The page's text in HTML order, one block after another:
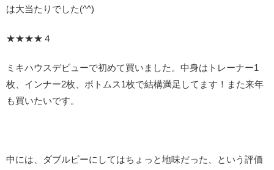
は大当たりでした(^^)
★★★★４
ミキハウスデビューで初めて買いました。中身はトレーナー1
枚、インナー2枚、ボトムス1枚で結構満足してます！また来年
も買いたいです。
中には、ダブルビーにしてはちょっと地味だった、という評価